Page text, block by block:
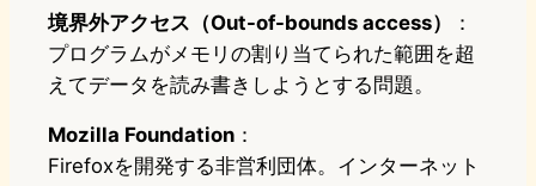
境界外アクセス（Out-of-bounds access）
：
プログラムがメモリの割り当てられた範囲を超
えてデータを読み書きしようとする問題。
Mozilla Foundation ：
Firefoxを開発する非営利団体。インターネット